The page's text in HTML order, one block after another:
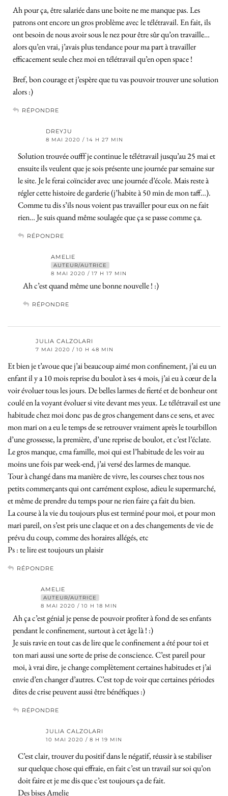
Ah pour ça, être salariée dans une boite ne me manque pas. Les
patrons ont encore un gros problème avec le télétravail. En fait, ils
ont besoin de nous avoir sous le nez pour être sûr qu’on travaille…
alors qu’en vrai, j’avais plus tendance pour ma part à travailler
efficacement seule chez moi en télétravail qu’en open space !
Bref, bon courage et j’espère que tu vas pouvoir trouver une solution
alors :)
RÉPONDRE
DREYJU
8 MAI 2020 / 14 H 27 MIN
Solution trouvée oufff je continue le télétravail jusqu’au 25 mai et
ensuite ils veulent que je sois présente une journée par semaine sur
le site. Je le ferai coïncider avec une journée d’école. Mais reste à
régler cette histoire de garderie (j’habite à 50 min de mon taff…).
Comme tu dis s’ils nous voient pas travailler pour eux on ne fait
rien… Je suis quand même soulagée que ça se passe comme ça.
RÉPONDRE
AMELIE
AUTEUR/AUTRICE
8 MAI 2020 / 17 H 17 MIN
Ah c’est quand même une bonne nouvelle ! :)
RÉPONDRE
JULIA CALZOLARI
7 MAI 2020 / 10 H 48 MIN
Et bien je t’avoue que j’ai beaucoup aimé mon confinement, j’ai eu un
enfant il y a 10 mois reprise du boulot à ses 4 mois, j’ai eu à cœur de la
voir évoluer tous les jours. De belles larmes de fierté et de bonheur ont
coulé en la voyant évoluer si vite devant mes yeux. Le télétravail est une
habitude chez moi donc pas de gros changement dans ce sens, et avec
mon mari on a eu le temps de se retrouver vraiment après le tourbillon
d’une grossesse, la première, d’une reprise de boulot, et c’est l’éclate.
Le gros manque, cma famille, moi qui est l’habitude de les voir au
moins une fois par week-end, j’ai versé des larmes de manque.
Tour à changé dans ma manière de vivre, les courses chez tous nos
petits commerçants qui ont carrément explose, adieu le supermarché,
et même de prendre du temps pour ne rien faire ça fait du bien.
La course à la vie du toujours plus est terminé pour moi, et pour mon
mari pareil, on s’est pris une claque et on a des changements de vie de
prévu du coup, comme des horaires allégés, etc
Ps : te lire est toujours un plaisir
RÉPONDRE
AMELIE
AUTEUR/AUTRICE
8 MAI 2020 / 10 H 18 MIN
Ah ça c’est génial je pense de pouvoir profiter à fond de ses enfants
pendant le confinement, surtout à cet âge là ! :)
Je suis ravie en tout cas de lire que le confinement a été pour toi et
ton mari aussi une sorte de prise de conscience. C’est pareil pour
moi, à vrai dire, je change complètement certaines habitudes et j’ai
envie d’en changer d’autres. C’est top de voir que certaines périodes
dites de crise peuvent aussi être bénéfiques :)
RÉPONDRE
JULIA CALZOLARI
10 MAI 2020 / 8 H 19 MIN
C’est clair, trouver du positif dans le négatif, réussir à se stabiliser
sur quelque chose qui effraie, en fait c’est un travail sur soi qu’on
doit faire et je me dis que c’est toujours ça de fait.
Des bises Amelie